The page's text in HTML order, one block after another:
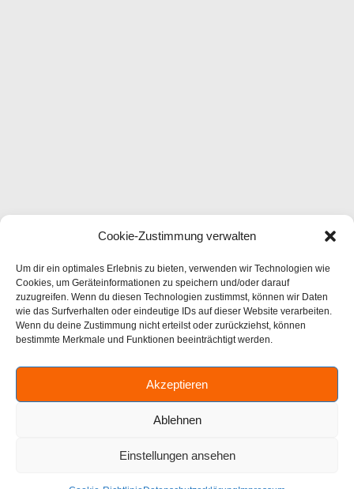
Cookie-Zustimmung verwalten
Um dir ein optimales Erlebnis zu bieten, verwenden wir Technologien wie
Cookies, um Geräteinformationen zu speichern und/oder darauf
zuzugreifen. Wenn du diesen Technologien zustimmst, können wir Daten
wie das Surfverhalten oder eindeutige IDs auf dieser Website verarbeiten.
Wenn du deine Zustimmung nicht erteilst oder zurückziehst, können
bestimmte Merkmale und Funktionen beeinträchtigt werden.
Akzeptieren
Ablehnen
Einstellungen ansehen